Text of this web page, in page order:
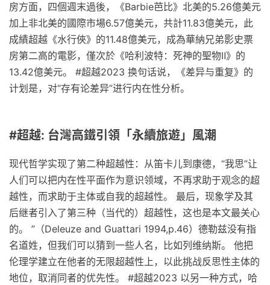
房方面，四個週末過後，《Barbie芭比》北美的5.26億美元
加上非北美的國際市場6.57億美元，共計11.83億美元，此
成績超越《水行俠》的11.48億美元，成為華納兄弟影史票
房第二高的電影，僅次於《哈利波特：死神的聖物Ⅱ》的
13.42億美元。 #超越2023 换句话说，《差异与重复》的
计划是，对“存有论差异”进行内在性分析。
#超越: 台灣高鐵引領「永續旅遊」風潮
现代哲学实现了第二种超越性：从笛卡儿到康德，“我思”让
人们可以把内在性平面作为意识领域，不再求助于观念的超
越性，而求助于主体或自我的超越性。 最后，现象学及其
后继者引入了第三种（当代的）超越性，这也是本文最关心
的。 ”（Deleuze and Guattari 1994,p.46）德勒兹没有指
名道姓，但我们可以猜到一些人名，比如列维纳斯。 他把
伦理学建立在他者的无限超越性上，以此挑战反思性主体的
地位，取消同者的优先性。 #超越2023 以另一种方式，哈